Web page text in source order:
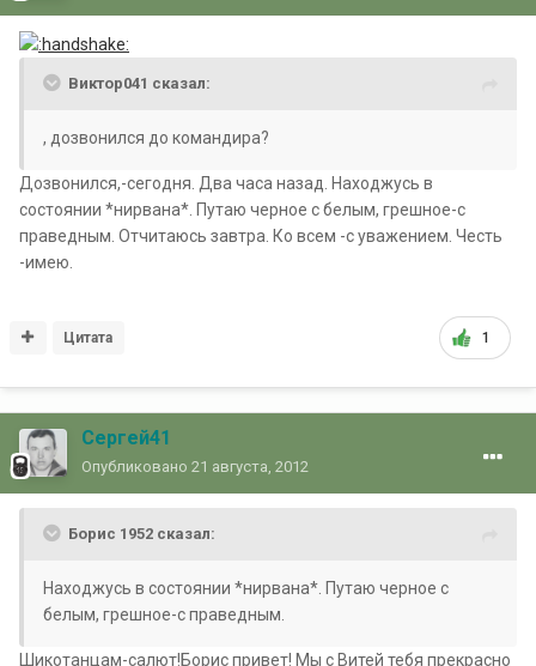
Виктор041 сказал:
, дозвонился до командира?
Дозвонился,-сегодня. Два часа назад. Находжусь в
состоянии *нирвана*. Путаю черное с белым, грешное-с
праведным. Отчитаюсь завтра. Ко всем -с уважением. Честь
-имею.
1
Цитата
Сергей41
Опубликовано 21 августа, 2012
Борис 1952 сказал:
Находжусь в состоянии *нирвана*. Путаю черное с
белым, грешное-с праведным.
Шикотанцам-салют!Борис привет! Мы с Витей тебя прекрасно